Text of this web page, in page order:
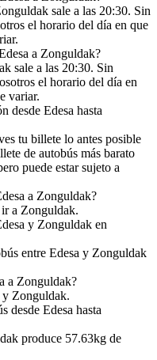
sale a las 20:30. Sin
el horario del día en que
a Zonguldak?
sale a las 20:30. Sin
el horario del día en
variar.
desde Edesa hasta
tu billete lo antes posible
de autobús más barato
puede estar sujeto a
a Zonguldak?
ir a Zonguldak.
y Zonguldak en
entre Edesa y Zonguldak
a Zonguldak?
y Zonguldak.
desde Edesa hasta
produce 57.63kg de